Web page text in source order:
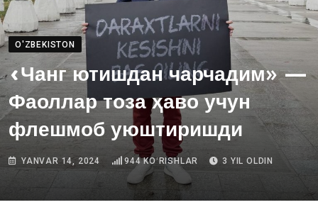
O'ZBEKISTON
«Чанг ютишдан чарчадим» —
Фаоллар тоза ҳаво учун
флешмоб уюштиришди
YANVAR 14, 2024 944KOʻRISHLAR 3 YIL OLDIN